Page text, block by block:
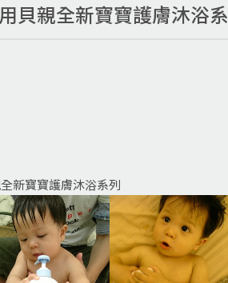
貝親全新寶寶護膚沐浴
新寶寶護膚沐浴系列